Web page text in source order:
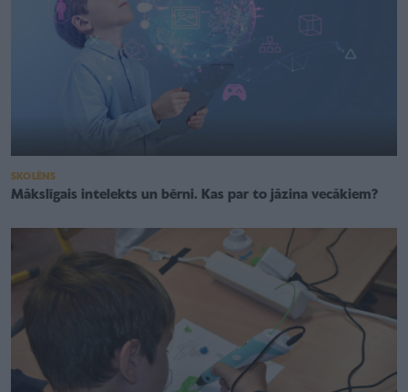
SKOLĒNS
Mākslīgais intelekts un bērni. Kas par to jāzina vecākiem?